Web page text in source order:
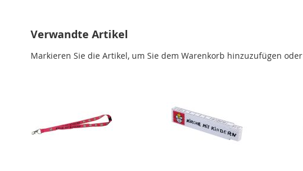
Verwandte Artikel
Markieren Sie die Artikel, um Sie dem Warenkorb hinzuzufügen oder